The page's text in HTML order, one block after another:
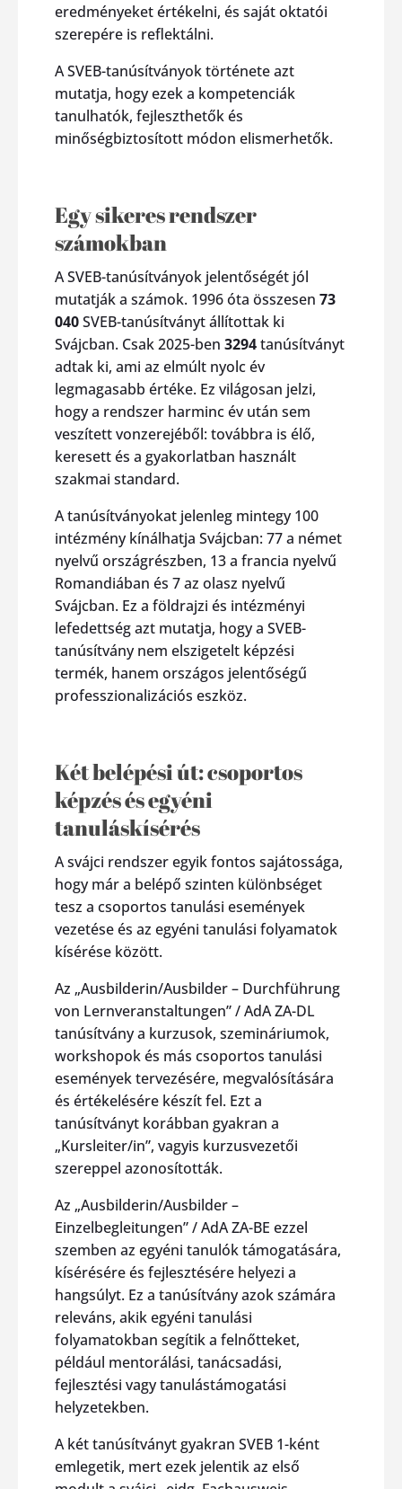
eredményeket értékelni, és saját oktatói
szerepére is reflektálni.
A SVEB-tanúsítványok története azt
mutatja, hogy ezek a kompetenciák
tanulhatók, fejleszthetők és
minőségbiztosított módon elismerhetők.
Egy sikeres rendszer
számokban
A SVEB-tanúsítványok jelentőségét jól
mutatják a számok. 1996 óta összesen 73
040SVEB-tanúsítványt állítottak ki
Svájcban. Csak 2025-ben 3294tanúsítványt
adtak ki, ami az elmúlt nyolc év
legmagasabb értéke. Ez világosan jelzi,
hogy a rendszer harminc év után sem
veszített vonzerejéből: továbbra is élő,
keresett és a gyakorlatban használt
szakmai standard.
A tanúsítványokat jelenleg mintegy 100
intézmény kínálhatja Svájcban: 77 a német
nyelvű országrészben, 13 a francia nyelvű
Romandiában és 7 az olasz nyelvű
Svájcban. Ez a földrajzi és intézményi
lefedettség azt mutatja, hogy a SVEB-
tanúsítvány nem elszigetelt képzési
termék, hanem országos jelentőségű
professzionalizációs eszköz.
Két belépési út: csoportos
képzés és egyéni
tanuláskísérés
A svájci rendszer egyik fontos sajátossága,
hogy már a belépő szinten különbséget
tesz a csoportos tanulási események
vezetése és az egyéni tanulási folyamatok
kísérése között.
Az „Ausbilderin/Ausbilder – Durchführung
von Lernveranstaltungen” / AdA ZA-DL
tanúsítvány a kurzusok, szemináriumok,
workshopok és más csoportos tanulási
események tervezésére, megvalósítására
és értékelésére készít fel. Ezt a
tanúsítványt korábban gyakran a
„Kursleiter/in”, vagyis kurzusvezetői
szereppel azonosították.
Az „Ausbilderin/Ausbilder –
Einzelbegleitungen” / AdA ZA-BE ezzel
szemben az egyéni tanulók támogatására,
kísérésére és fejlesztésére helyezi a
hangsúlyt. Ez a tanúsítvány azok számára
releváns, akik egyéni tanulási
folyamatokban segítik a felnőtteket,
például mentorálási, tanácsadási,
fejlesztési vagy tanulástámogatási
helyzetekben.
A két tanúsítványt gyakran SVEB 1-ként
emlegetik, mert ezek jelentik az első